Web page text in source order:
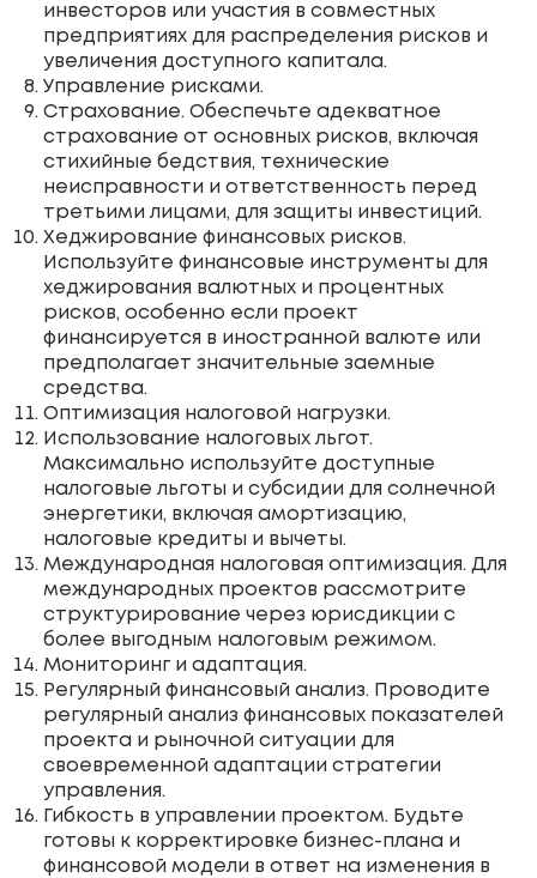
инвесторов или участия в совместных
предприятиях для распределения рисков и
увеличения доступного капитала.
Управление рисками.
Страхование. Обеспечьте адекватное
страхование от основных рисков, включая
стихийные бедствия, технические
неисправности и ответственность перед
третьими лицами, для защиты инвестиций.
Хеджирование финансовых рисков.
Используйте финансовые инструменты для
хеджирования валютных и процентных
рисков, особенно если проект
финансируется в иностранной валюте или
предполагает значительные заемные
средства.
Оптимизация налоговой нагрузки.
Использование налоговых льгот.
Максимально используйте доступные
налоговые льготы и субсидии для солнечной
энергетики, включая амортизацию,
налоговые кредиты и вычеты.
Международная налоговая оптимизация. Для
международных проектов рассмотрите
структурирование через юрисдикции с
более выгодным налоговым режимом.
Мониторинг и адаптация.
Регулярный финансовый анализ. Проводите
регулярный анализ финансовых показателей
проекта и рыночной ситуации для
своевременной адаптации стратегии
управления.
Гибкость в управлении проектом. Будьте
готовы к корректировке бизнес-плана и
финансовой модели в ответ на изменения в